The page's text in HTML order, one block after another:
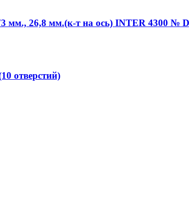
мм., 26,8 мм.(к-т на ось) INTER 4300 №
отверстий)